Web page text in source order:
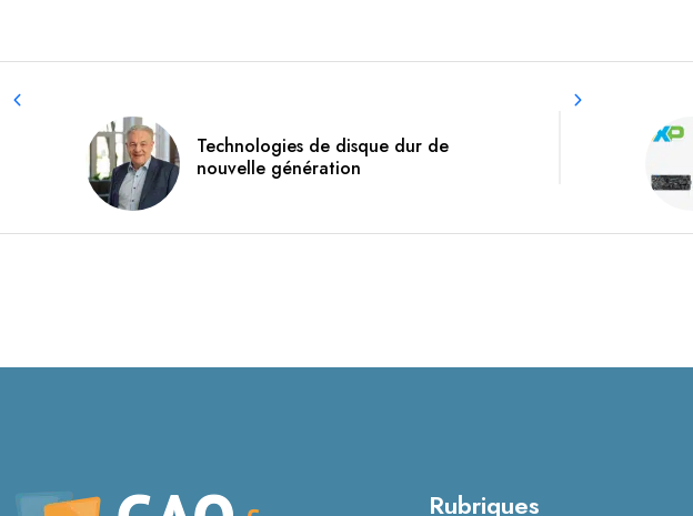
Technologies de disque dur de
nouvelle génération
Rubriques